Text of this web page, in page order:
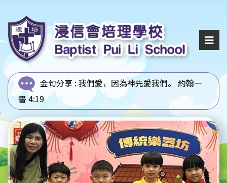
金句分享 : 我們愛，因為神先愛我們。 約翰一
書 4:19